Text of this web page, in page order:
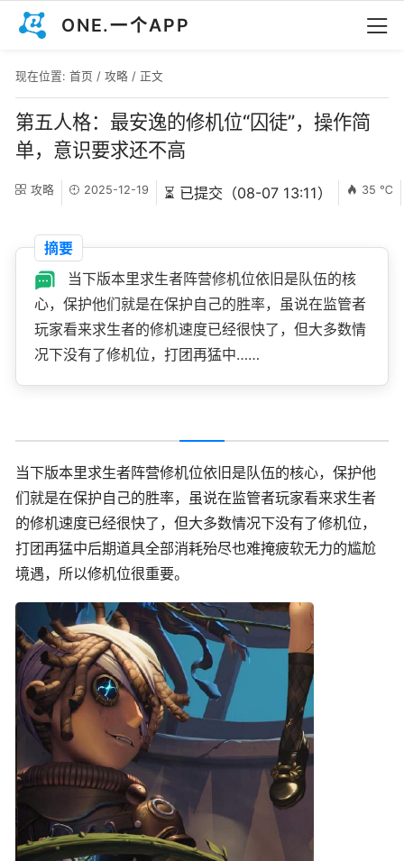
ONE.一个APP
现在位置: 首页 / 攻略 / 正文
第五人格：最安逸的修机位“囚徒”，操作简
单，意识要求还不高
攻略 2025-12-19 ⏳ 已提交（08-07 13:11） 35 ℃
摘要
当下版本里求生者阵营修机位依旧是队伍的核
心，保护他们就是在保护自己的胜率，虽说在监管者
玩家看来求生者的修机速度已经很快了，但大多数情
况下没有了修机位，打团再猛中……
当下版本里求生者阵营修机位依旧是队伍的核心，保护他
们就是在保护自己的胜率，虽说在监管者玩家看来求生者
的修机速度已经很快了，但大多数情况下没有了修机位，
打团再猛中后期道具全部消耗殆尽也难掩疲软无力的尴尬
境遇，所以修机位很重要。